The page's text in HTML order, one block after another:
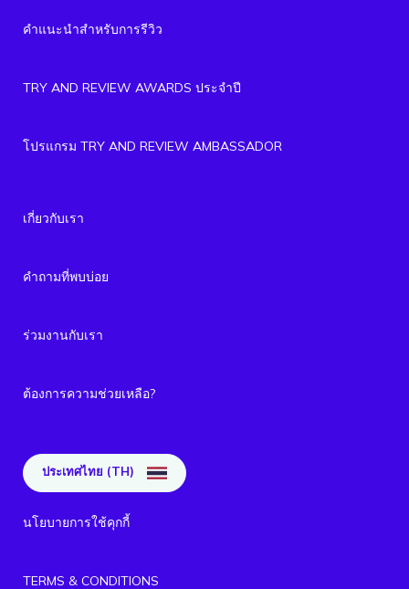
คำแนะนำสำหรับการรีวิว
TRY AND REVIEW AWARDS ประจำปี
โปรแกรม TRY AND REVIEW AMBASSADOR
เกี่ยวกับเรา
คำถามที่พบบ่อย
ร่วมงานกับเรา
ต้องการความช่วยเหลือ?
ประเทศไทย (TH)
นโยบายการใช้คุกกี้
TERMS & CONDITIONS